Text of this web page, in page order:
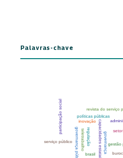
Palavras-chave